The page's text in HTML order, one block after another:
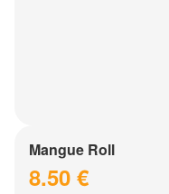
Mangue Roll
8.50 €